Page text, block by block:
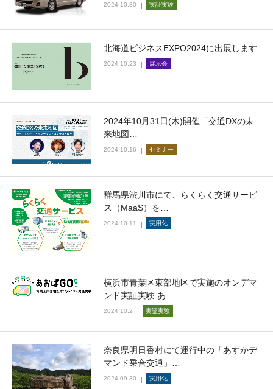
2024.10.30 実証実験
北海道ビジネスEXPO2024に出展します
2024.10.23 展示会
2024年10月31日(木)開催「交通DXの未
来地図…
2024.10.16 セミナー
群馬県渋川市にて、らくらく交通サービ
ス（MaaS）を…
2024.10.11 実用化
横浜市青葉区東部地区で実施のオンデマ
ンド実証実験 あ…
2024.10.2 実証実験
奈良県明日香村にて運行中の「あすかデ
マンド乗合交通」…
2024.09.30 実用化